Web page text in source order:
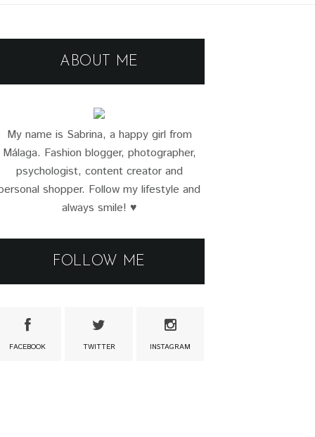
ABOUT ME
My name is Sabrina, a happy girl from
Málaga. Fashion blogger, photographer,
psychologist, content creator and
shopper. Follow my lifestyle and
always smile! ♥
FOLLOW ME
FACEBOOK TWITTER INSTAGRAM